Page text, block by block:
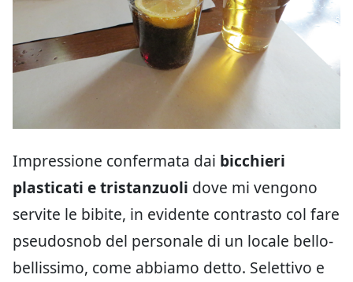
Impressione confermata dai bicchieri
plasticati e tristanzuoli dove mi vengono
servite le bibite, in evidente contrasto col fare
pseudosnob del personale di un locale bello-
bellissimo, come abbiamo detto. Selettivo e